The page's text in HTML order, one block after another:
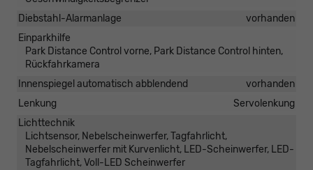
Diebstahl-Alarmanlage
vorhanden
Einparkhilfe
Park Distance Control vorne, Park Distance Control hinten,
Rückfahrkamera
Innenspiegel automatisch abblendend
vorhanden
Lenkung
Servolenkung
Lichttechnik
Lichtsensor, Nebelscheinwerfer, Tagfahrlicht,
Nebelscheinwerfer mit Kurvenlicht, LED-Scheinwerfer, LED-
Tagfahrlicht, Voll-LED Scheinwerfer